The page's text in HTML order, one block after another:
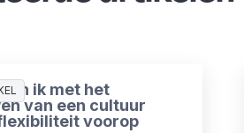
ik met het
van een cultuur
voorop